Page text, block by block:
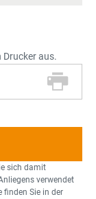
Drucker aus.
D
r
c
e
r
sich damit
verwendet
finden Sie in der